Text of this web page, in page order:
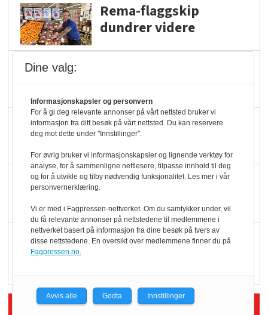
Rema-flaggskip
dundrer videre
Færre varer, men fulle
hyller
KI lager mat i butikken
Q passerte 1 milliard i
Siste artikler - Økologisk
Dine valg:
Informasjonskapsler og personvern
For å gi deg relevante annonser på vårt nettsted bruker vi
informasjon fra ditt besøk på vårt nettsted. Du kan reservere
deg mot dette under "Innstillinger".
For øvrig bruker vi informasjonskapsler og lignende verktøy for
analyse, for å sammenligne nettlesere, tilpasse innhold til deg
og for å utvikle og tilby nødvendig funksjonalitet. Les mer i vår
personvernerklæring.
Vi er med i Fagpressen-nettverket. Om du samtykker under, vil
du få relevante annonser på nettstedene til medlemmene i
nettverket basert på informasjon fra dine besøk på tvers av
disse nettstedene. En oversikt over medlemmene finner du på
Fagpressen.no.
Avvis alle Godta Innstillinger